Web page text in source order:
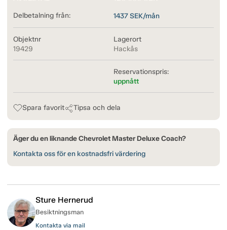
Delbetalning från: 1437SEK/mån
Objektnr
19429
Lagerort
Hackås
Reservationspris:
uppnått
Spara favorit Tipsa och dela
Äger du en liknande Chevrolet Master Deluxe Coach?
Kontakta oss för en kostnadsfri värdering
Sture Hernerud
Besiktningsman
Kontakta via mail